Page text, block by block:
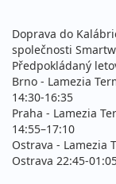
10.09. -
čtvrtek - čtvrtek
Doprava do
společnosti
Předpokládaný
Brno - Lamezia
14:30-16:35
Praha - Lamezia
14:55–17:10
Ostrava - Lamezia
Ostrava 22:45-